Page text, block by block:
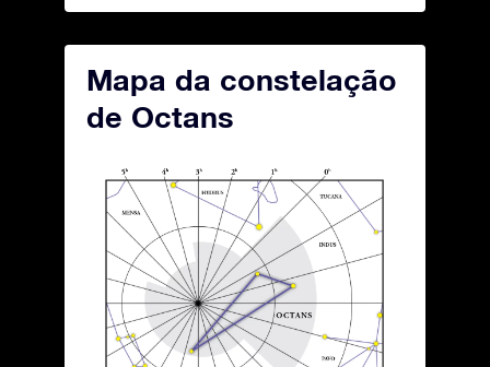
Mapa da constelação
de Octans